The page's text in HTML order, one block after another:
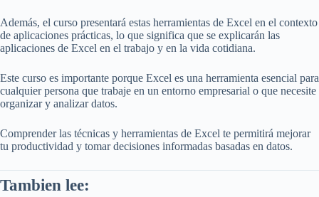
Además, el curso presentará estas herramientas de Excel en el contexto
de aplicaciones prácticas, lo que significa que se explicarán las
aplicaciones de Excel en el trabajo y en la vida cotidiana.
Este curso es importante porque Excel es una herramienta esencial para
cualquier persona que trabaje en un entorno empresarial o que necesite
organizar y analizar datos.
Comprender las técnicas y herramientas de Excel te permitirá mejorar
tu productividad y tomar decisiones informadas basadas en datos.
Tambien lee: